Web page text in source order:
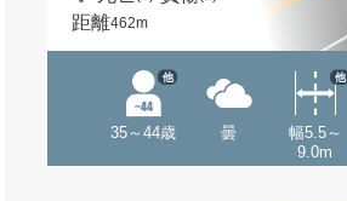
距離462m
35～44歳
他
曇
幅5.5～
9.0m
他